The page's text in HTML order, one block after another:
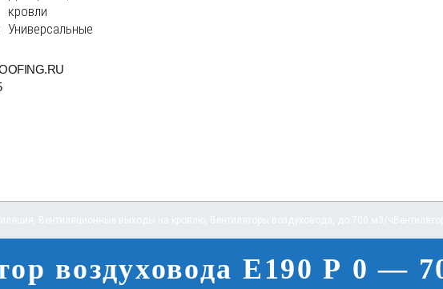
кровли
Универсальные
воздуховода E190 Р 0 —